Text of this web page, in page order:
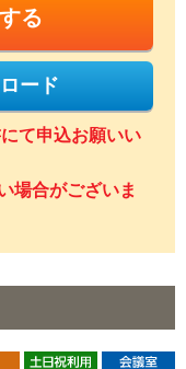
る
ード
て申込お願いい
場合がございま